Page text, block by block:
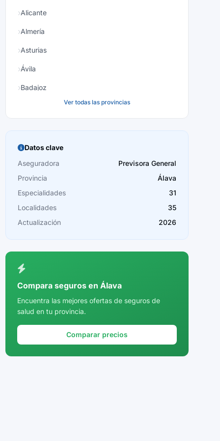
Alicante
Almería
Asturias
Ávila
Badajoz
Burgos
Cáceres
Cádiz
Cantabria
Castellón
Córdoba
Cuenca
Girona
Ver todas las provincias
Datos clave
Aseguradora
Previsora General
Provincia
Álava
Especialidades
31
Localidades
35
Actualización
2026
Compara seguros en Álava
Encuentra las mejores ofertas de seguros de
salud en tu provincia.
Comparar precios